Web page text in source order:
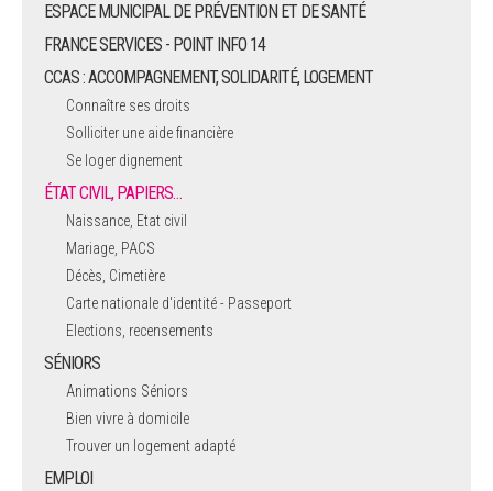
ESPACE MUNICIPAL DE PRÉVENTION ET DE SANTÉ
FRANCE SERVICES - POINT INFO 14
CCAS : ACCOMPAGNEMENT, SOLIDARITÉ, LOGEMENT
Connaître ses droits
Solliciter une aide financière
Se loger dignement
ÉTAT CIVIL, PAPIERS…
Naissance, Etat civil
Mariage, PACS
Décès, Cimetière
Carte nationale d'identité - Passeport
Elections, recensements
SÉNIORS
Animations Séniors
Bien vivre à domicile
Trouver un logement adapté
EMPLOI